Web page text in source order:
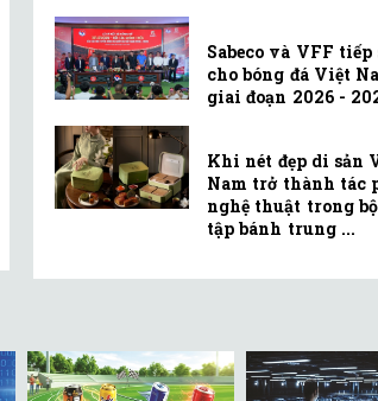
Sabeco và VFF tiếp
cho bóng đá Việt
giai đoạn 2026 -
Khi nét đẹp di sản
Nam trở thành tác
nghệ thuật trong
tập bánh trung ...